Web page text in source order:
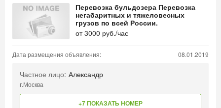
Перевозка бульдозера Перевозка
негабаритных и тяжеловесных
грузов по всей России.
от3000 руб./час
Дата размещения объявления: 08.01.2019
Частное лицо: Александр
г.Москва
+7 ПОКАЗАТЬ НОМЕР